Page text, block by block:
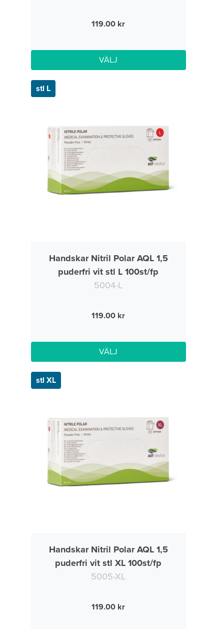
119.00
VÄLJ
stl L
Handskar Nitril Polar AQL 1,5
puderfri vit stl L 100st/fp
5004-L
119.00
VÄLJ
stl XL
Handskar Nitril Polar AQL 1,5
puderfri vit stl XL 100st/fp
5005-XL
119.00